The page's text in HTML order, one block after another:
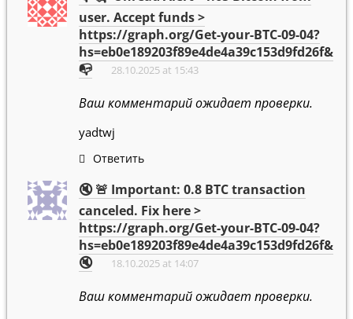
user. Accept funds >
https://graph.org/Get-your-BTC-09-04?
hs=eb0e189203f89e4de4a39c153d9fd26f&
📭
28.10.2025 at 15:43
Ваш комментарий ожидает проверки.
yadtwj
Ответить
🔇 🚨 Important: 0.8 BTC transaction
canceled. Fix here >
https://graph.org/Get-your-BTC-09-04?
hs=eb0e189203f89e4de4a39c153d9fd26f&
🔇
18.10.2025 at 14:07
Ваш комментарий ожидает проверки.